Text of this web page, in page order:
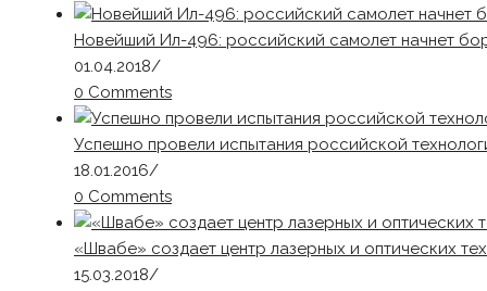
Новейший Ил-496: российский самолет начнет
01.04.2018/
0 Comments
Успешно провели испытания российской
18.01.2016/
0 Comments
«Швабе» создает центр лазерных и оптических
15.03.2018/